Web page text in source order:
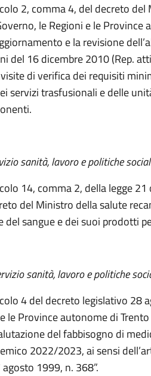
2, comma 4, del decreto
le Regioni e le Province
e la revisione
del 16 dicembre 2010 (Rep.
di verifica dei requisiti
servizi trasfusionali e delle
sanità, lavoro e politiche
14, comma 2, della legge
del Ministro della salute
sangue e dei suoi prodotti
sanità, lavoro e politiche
4 del decreto legislativo 28
le Province autonome di
del fabbisogno di
2022/2023, ai sensi
1999, n. 368”.